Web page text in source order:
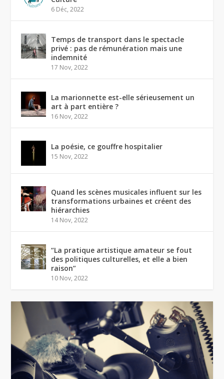
6 Déc, 2022
Temps de transport dans le spectacle
privé : pas de rémunération mais une
indemnité
17 Nov, 2022
La marionnette est-elle sérieusement un
art à part entière ?
16 Nov, 2022
La poésie, ce gouffre hospitalier
15 Nov, 2022
Quand les scènes musicales influent sur les
transformations urbaines et créent des
hiérarchies
14 Nov, 2022
“La pratique artistique amateur se fout
des politiques culturelles, et elle a bien
raison”
10 Nov, 2022